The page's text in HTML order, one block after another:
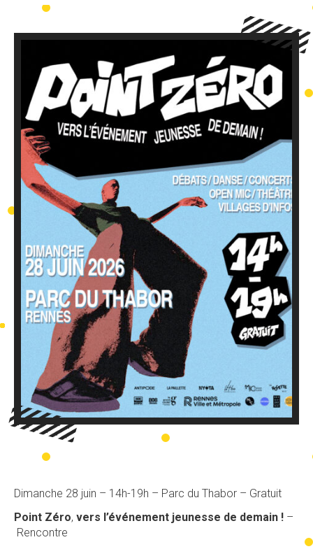
Dimanche 28 juin – 14h-19h – Parc du Thabor – Gratuit
Point Zéro, vers l’événement jeunesse de demain !​ –
Rencontre